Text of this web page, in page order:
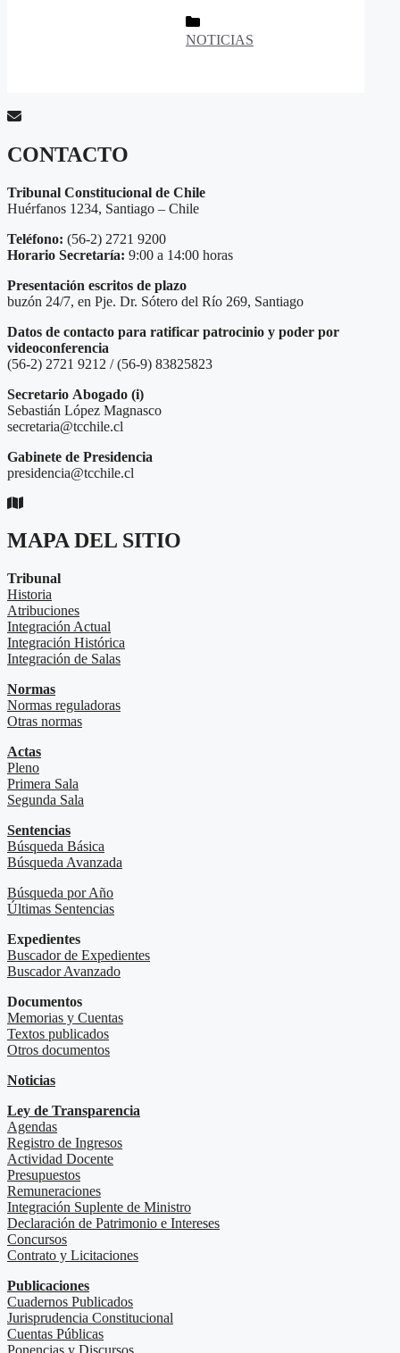
Categorías
NOTICIAS
CONTACTO
Tribunal Constitucional de Chile
Huérfanos 1234, Santiago – Chile
Teléfono: (56-2) 2721 9200
Horario Secretaría: 9:00 a 14:00 horas
Presentación escritos de plazo
buzón 24/7, en Pje. Dr. Sótero del Río 269, Santiago
Datos de contacto para ratificar patrocinio y poder por
videoconferencia
(56-2) 2721 9212 / (56-9) 83825823
Secretario Abogado (i)
Sebastián López Magnasco
secretaria@tcchile.cl
Gabinete de Presidencia
presidencia@tcchile.cl
MAPA DEL SITIO
Tribunal
Historia
Atribuciones
Integración Actual
Integración Histórica
Integración de Salas
Normas
Normas reguladoras
Otras normas
Actas
Pleno
Primera Sala
Segunda Sala
Sentencias
Búsqueda Básica
Búsqueda Avanzada
Búsqueda por Año
Últimas Sentencias
Expedientes
Buscador de Expedientes
Buscador Avanzado
Documentos
Memorias y Cuentas
Textos publicados
Otros documentos
Noticias
Ley de Transparencia
Agendas
Registro de Ingresos
Actividad Docente
Presupuestos
Remuneraciones
Integración Suplente de Ministro
Declaración de Patrimonio e Intereses
Concursos
Contrato y Licitaciones
Publicaciones
Cuadernos Publicados
Jurisprudencia Constitucional
Cuentas Públicas